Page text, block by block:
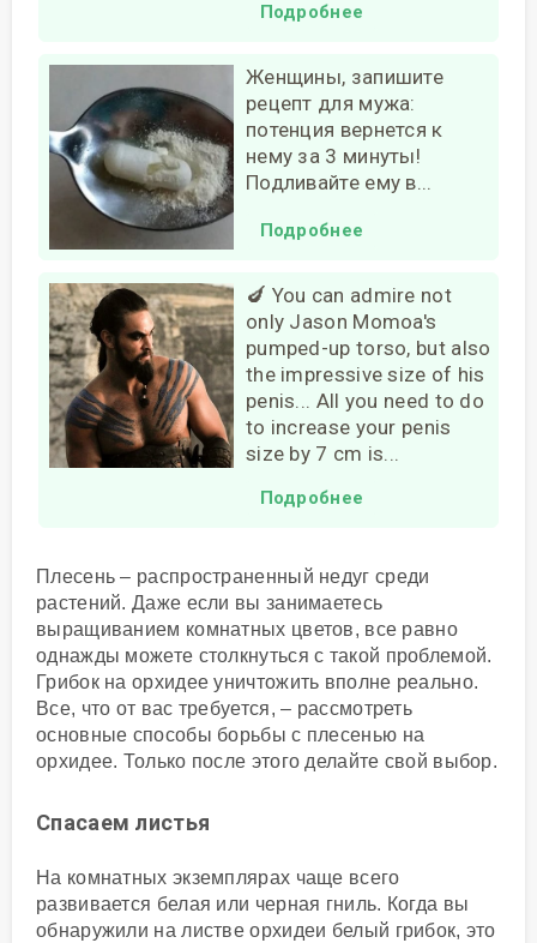
Подробнее
Женщины, запишите
рецепт для мужа:
потенция вернется к
нему за 3 минуты!
Подливайте ему в...
Подробнее
🍆 You can admire not
only Jason Momoa's
pumped-up torso, but also
the impressive size of his
penis... All you need to do
to increase your penis
size by 7 cm is...
Подробнее
Плесень – распространенный недуг среди
растений. Даже если вы занимаетесь
выращиванием комнатных цветов, все равно
однажды можете столкнуться с такой проблемой.
Грибок на орхидее уничтожить вполне реально.
Все, что от вас требуется, – рассмотреть
основные способы борьбы с плесенью на
орхидее. Только после этого делайте свой выбор.
Спасаем листья
На комнатных экземплярах чаще всего
развивается белая или черная гниль. Когда вы
обнаружили на листве орхидеи белый грибок, это